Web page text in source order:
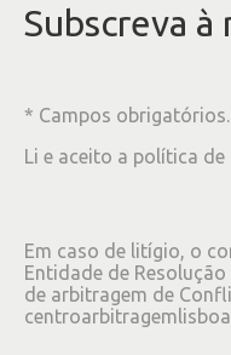
Subscreva
* Campos obrigatórios.
Li e aceito a política de
Em caso de litígio, o
Entidade de
de arbitragem de